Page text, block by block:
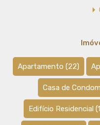
Apartamento (22)
Casa de
Edifício Residencial